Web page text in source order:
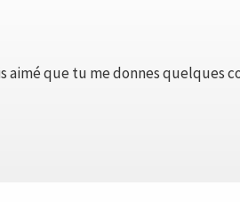
aimé que tu me donnes quelques